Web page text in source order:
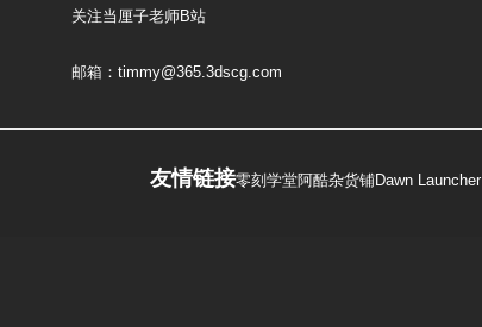
关注当厘子老师B站
邮箱：timmy@365.3dscg.com
友情链接零刻学堂阿酷杂货铺Dawn Launcher